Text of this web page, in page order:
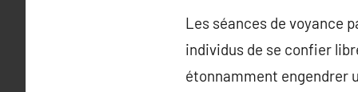
Les séances de voyance
individus de se confier
étonnamment engendrer